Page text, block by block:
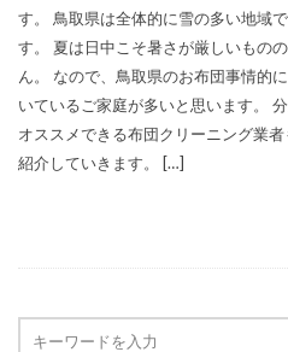
す。 鳥取県は全体的に雪の多い地域
す。 夏は日中こそ暑さが厳しいもの
ん。 なので、鳥取県のお布団事情的
いているご家庭が多いと思います。
オススメできる布団クリーニング業
紹介していきます。 […]